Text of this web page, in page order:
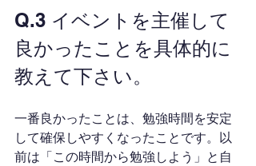
Q.3 イベントを主催して
良かったことを具体的に
教えて下さい。
一番良かったことは、勉強時間を安定
して確保しやすくなったことです。以
前は「この時間から勉強しよう」と自